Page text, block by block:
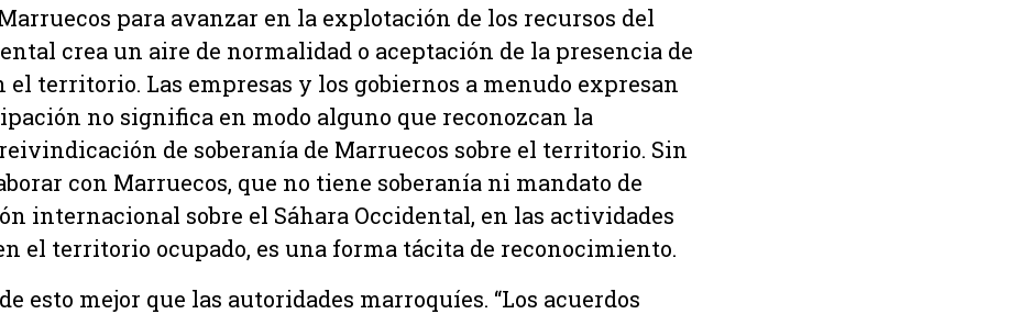
para avanzar en la explotación de los recursos del
crea un aire de normalidad o aceptación de la presencia de
el territorio. Las empresas y los gobiernos a menudo expresan
no significa en modo alguno que reconozcan la
de soberanía de Marruecos sobre el territorio. Sin
con Marruecos, que no tiene soberanía ni mandato de
internacional sobre el Sáhara Occidental, en las actividades
el territorio ocupado, es una forma tácita de reconocimiento.
esto mejor que las autoridades marroquíes. “Los acuerdos